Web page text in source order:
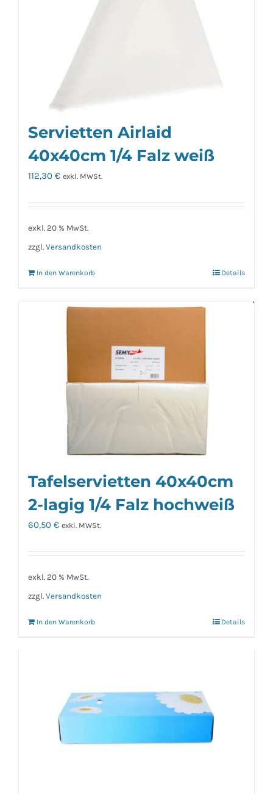
Servietten Airlaid
40x40cm 1/4 Falz weiß
112,30 € exkl. MWSt.
exkl. 20 % MwSt.
zzgl. Versandkosten
In den Warenkorb Details
Tafelservietten 40x40cm
2-lagig 1/4 Falz hochweiß
60,50 € exkl. MWSt.
exkl. 20 % MwSt.
zzgl. Versandkosten
In den Warenkorb Details